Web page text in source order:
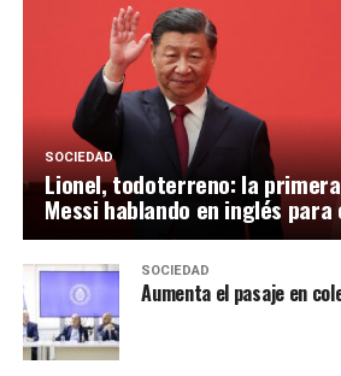
SOCIEDAD
Lionel, todoterreno: la
Messi hablando en inglés para
SOCIEDAD
Aumenta el pasaje en